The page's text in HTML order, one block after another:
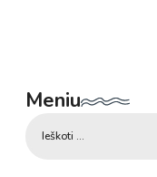
Meniu